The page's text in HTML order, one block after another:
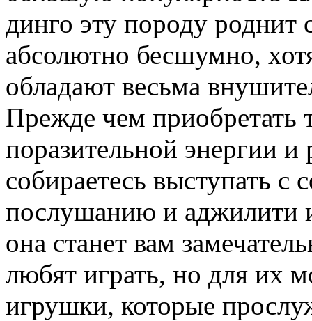
динго эту породу роднит
абсолютно бесшумно,
обладают весьма
Прежде чем приобретать
поразительной энергии
собираетесь выступать с
послушанию и аджилити
она станет вам
любят играть, но для их
игрушки, которые